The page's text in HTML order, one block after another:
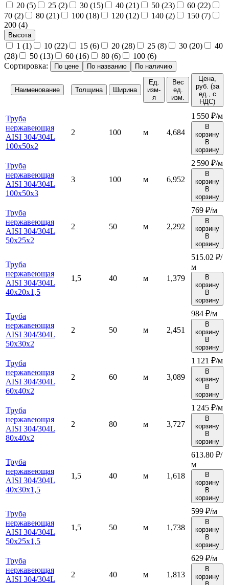
20 (5) 25 (2) 30 (15) 40 (21) 50 (23)
60 (22)
70 (2)
80 (21) 100 (18) 120 (12) 140 (2)
150 (7)
200 (4)
Высота
1 (1) 10 (22) 15 (6) 20 (28) 25 (8) 30 (20)
40
(28)
50 (13) 60 (16) 80 (6)
100 (6)
Сортировка:
По цене По названию По наличию
Наименование Толщина Ширина
Ед.
изм-
я
Вес
ед.
изм.
Цена,
руб. (за
ед., с
НДС)
Труба
нержавеющая
AISI 304/304L
100х50х2
2 100 м 4,684
1 550 ₽/м
В
корзину
В
корзину
Труба
нержавеющая
AISI 304/304L
100х50х3
3 100 м 6,952
2 590 ₽/м
В
корзину
В
корзину
Труба
нержавеющая
AISI 304/304L
50х25х2
2 50 м 2,292
769 ₽/м
В
корзину
В
корзину
Труба
нержавеющая
AISI 304/304L
40х20х1,5
1,5 40 м 1,379
515.02 ₽/
м
В
корзину
В
корзину
Труба
нержавеющая
AISI 304/304L
50х30х2
2 50 м 2,451
984 ₽/м
В
корзину
В
корзину
Труба
нержавеющая
AISI 304/304L
60х40х2
2 60 м 3,089
1 121 ₽/м
В
корзину
В
корзину
Труба
нержавеющая
AISI 304/304L
80х40х2
2 80 м 3,727
1 245 ₽/м
В
корзину
В
корзину
Труба
нержавеющая
AISI 304/304L
40х30х1,5
1,5 40 м 1,618
613.80 ₽/
м
В
корзину
В
корзину
Труба
нержавеющая
AISI 304/304L
50х25х1,5
1,5 50 м 1,738
599 ₽/м
В
корзину
В
корзину
Труба
нержавеющая
AISI 304/304L
2 40 м 1,813
629 ₽/м
В
корзину